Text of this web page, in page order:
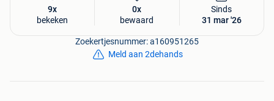
9x
bekeken
0x
bewaard
Sinds
31 mar '26
Zoekertjesnummer: a160951265
Meld aan 2dehands